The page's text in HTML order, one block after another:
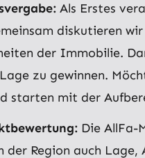
Als Erstes
diskutieren
der Immobilie.
zu gewinnen.
starten mit der
Die AllFa-
Region auch